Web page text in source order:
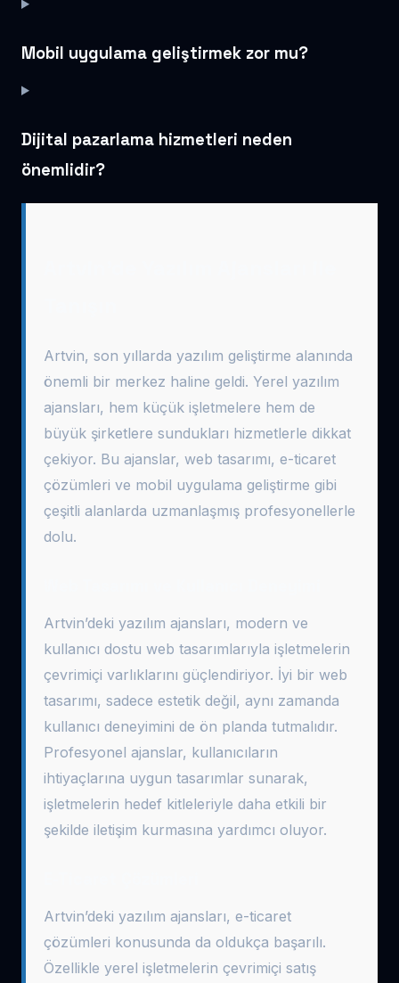
Mobil uygulama geliştirmek zor mu?
Dijital pazarlama hizmetleri neden
önemlidir?
Artvin, son yıllarda yazılım geliştirme alanında
önemli bir merkez haline geldi. Yerel yazılım
ajansları, hem küçük işletmelere hem de
büyük şirketlere sundukları hizmetlerle dikkat
çekiyor. Bu ajanslar, web tasarımı, e-ticaret
çözümleri ve mobil uygulama geliştirme gibi
çeşitli alanlarda uzmanlaşmış profesyonellerle
dolu.
Artvin’deki yazılım ajansları, modern ve
kullanıcı dostu web tasarımlarıyla işletmelerin
çevrimiçi varlıklarını güçlendiriyor. İyi bir web
tasarımı, sadece estetik değil, aynı zamanda
kullanıcı deneyimini de ön planda tutmalıdır.
Profesyonel ajanslar, kullanıcıların
ihtiyaçlarına uygun tasarımlar sunarak,
işletmelerin hedef kitleleriyle daha etkili bir
şekilde iletişim kurmasına yardımcı oluyor.
Artvin’deki yazılım ajansları, e-ticaret
çözümleri konusunda da oldukça başarılı.
Özellikle yerel işletmelerin çevrimiçi satış